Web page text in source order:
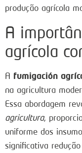
produção agrícola
A
agrícola
A fumigación
na agricultura
Essa abordagem
agricultura,
uniforme dos
significativa